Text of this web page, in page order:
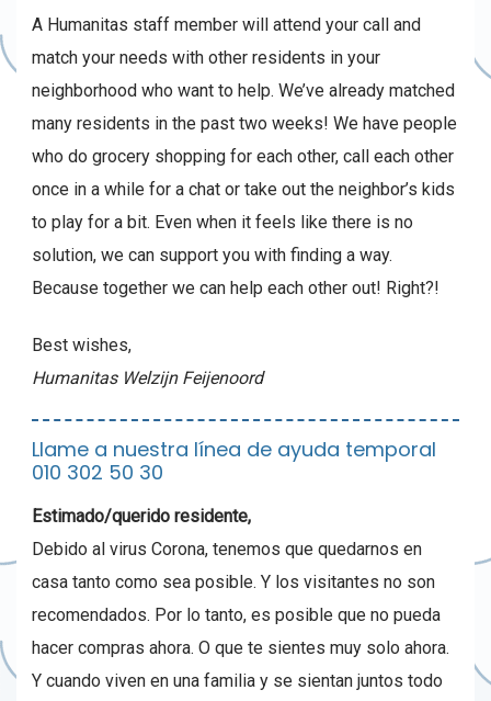
A Humanitas staff member will attend your call and
match your needs with other residents in your
neighborhood who want to help. We’ve already matched
many residents in the past two weeks! We have people
who do grocery shopping for each other, call each other
once in a while for a chat or take out the neighbor’s kids
to play for a bit. Even when it feels like there is no
solution, we can support you with finding a way.
Because together we can help each other out! Right?!
Best wishes,
Humanitas Welzijn Feijenoord
Llame a nuestra línea de ayuda temporal
010 302 50 30
Estimado/querido residente,
Debido al virus Corona, tenemos que quedarnos en
casa tanto como sea posible. Y los visitantes no son
recomendados. Por lo tanto, es posible que no pueda
hacer compras ahora. O que te sientes muy solo ahora.
Y cuando viven en una familia y se sientan juntos todo